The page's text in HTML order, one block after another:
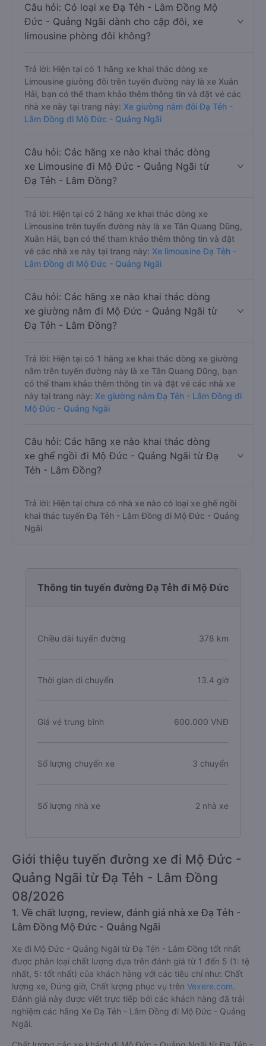
Câu hỏi: Có loại xe Đạ Tẻh - Lâm Đồng Mộ
Đức - Quảng Ngãi dành cho cặp đôi, xe
limousine phòng đôi không?
Trả lời: Hiện tại có 1 hãng xe khai thác dòng xe
Limousine giường đôi trên tuyến đường này là xe Xuân
Hải, bạn có thể tham khảo thêm thông tin và đặt vé các
nhà xe này tại trang này: Xe giường nằm đôi Đạ Tẻh -
Lâm Đồng đi Mộ Đức - Quảng Ngãi
Câu hỏi: Các hãng xe nào khai thác dòng
xe Limousine đi Mộ Đức - Quảng Ngãi từ
Đạ Tẻh - Lâm Đồng?
Trả lời: Hiện tại có 2 hãng xe khai thác dòng xe
Limousine trên tuyến đường này là xe Tân Quang Dũng,
Xuân Hải, bạn có thể tham khảo thêm thông tin và đặt
vé các nhà xe này tại trang này: Xe limousine Đạ Tẻh -
Lâm Đồng đi Mộ Đức - Quảng Ngãi
Câu hỏi: Các hãng xe nào khai thác dòng
xe giường nằm đi Mộ Đức - Quảng Ngãi từ
Đạ Tẻh - Lâm Đồng?
Trả lời: Hiện tại có 1 hãng xe khai thác dòng xe giường
nằm trên tuyến đường này là xe Tân Quang Dũng, bạn
có thể tham khảo thêm thông tin và đặt vé các nhà xe
này tại trang này: Xe giường nằm Đạ Tẻh - Lâm Đồng đi
Mộ Đức - Quảng Ngãi
Câu hỏi: Các hãng xe nào khai thác dòng
xe ghế ngồi đi Mộ Đức - Quảng Ngãi từ Đạ
Tẻh - Lâm Đồng?
Trả lời: Hiện tại chưa có nhà xe nào có loại xe ghế ngồi
khai thác tuyến Đạ Tẻh - Lâm Đồng đi Mộ Đức - Quảng
Ngãi
Thông tin tuyến đường Đạ Tẻh đi Mộ Đức
Chiều dài tuyến đường 378 km
Thời gian di chuyển 13.4 giờ
Giá vé trung bình 600.000 VNĐ
Số lượng chuyến xe 3 chuyến
Số lượng nhà xe 2 nhà xe
Giới thiệu tuyến đường xe đi Mộ Đức -
Quảng Ngãi từ Đạ Tẻh - Lâm Đồng
08/2026
1. Về chất lượng, review, đánh giá nhà xe Đạ Tẻh -
Lâm Đồng Mộ Đức - Quảng Ngãi
Xe đi Mộ Đức - Quảng Ngãi từ Đạ Tẻh - Lâm Đồng tốt nhất
được phân loại chất lượng dựa trên đánh giá từ 1 đến 5 (1: tệ
nhất, 5: tốt nhất) của khách hàng với các tiêu chí như: Chất
lượng xe, Đúng giờ, Chất lượng phục vụ trên Vexere.com.
Đánh giá này được viết trực tiếp bởi các khách hàng đã trải
nghiệm các hãng Xe Đạ Tẻh - Lâm Đồng đi Mộ Đức - Quảng
Ngãi.